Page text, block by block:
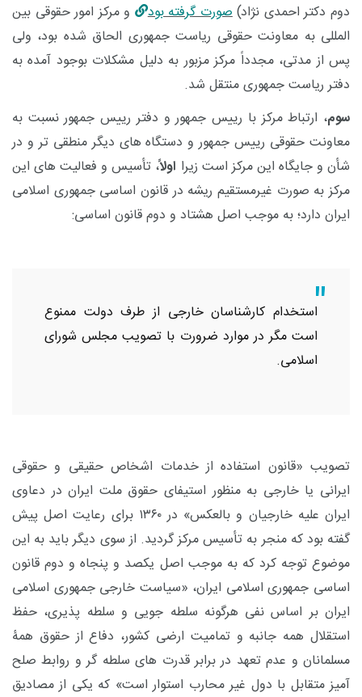
دوم دکتر احمدی نژاد)صورت گرفته بود
و مرکز امور حقوقی بین
المللی به معاونت حقوقی ریاست جمهوری الحاق شده بود، ولی
پس از مدتی، مجدداً مرکز مزبور به دلیل مشکلات بوجود آمده به
دفتر ریاست جمهوری منتقل شد.
سوم، ارتباط مرکز با رییس جمهور و دفتر رییس جمهور نسبت به
معاونت حقوقی رییس جمهور و دستگاه های دیگر منطقی تر و در
شأن و جایگاه این مرکز است زیرا اولاً، تأسیس و فعالیت های این
مرکز به صورت غیرمستقیم ریشه در قانون اساسی جمهوری اسلامی
ایران دارد؛ به موجب اصل هشتاد و دوم قانون اساسی:
استخدام کارشناسان خارجی از طرف دولت ممنوع
است مگر در موارد ضرورت با تصویب مجلس شورای
اسلامی.
تصویب «قانون استفاده از خدمات اشخاص حقیقی و حقوقی
ایرانی یا خارجی به منظور استیفای حقوق ملت ایران در دعاوی
ایران علیه خارجیان و بالعکس» در ۱۳۶۰ برای رعایت اصل پیش
گفته بود که منجر به تأسیس مرکز گردید. از سوی دیگر باید به این
موضوع توجه کرد که به موجب اصل یکصد و پنجاه و دوم قانون
اساسی جمهوری اسلامی ایران، «سیاست خارجی جمهوری اسلامی
ایران بر اساس نفی هرگونه سلطه جویی و سلطه پذیری، حفظ
استقلال همه جانبه و تمامیت ارضی کشور، دفاع از حقوق همۀ
مسلمانان و عدم تعهد در برابر قدرت های سلطه گر و روابط صلح
آمیز متقابل با دول غیر محارب استوار است» که یکی از مصادیق